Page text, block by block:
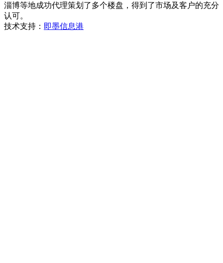
淄博等地成功代理策划了多个楼盘，得到了市场及客户的充分
认可。
技术支持： 即墨信息港